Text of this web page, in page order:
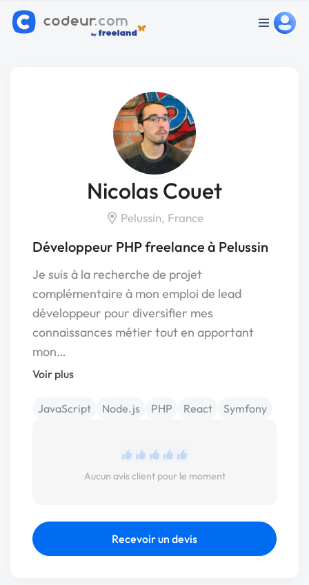
Nicolas Couet
Pelussin, France
Développeur PHP freelance à Pelussin
Je suis à la recherche de projet
complémentaire à mon emploi de lead
développeur pour diversifier mes
connaissances métier tout en apportant
mon…
Voir plus
JavaScript Node.js PHP React Symfony
Aucun avis client pour le moment
Recevoir un devis